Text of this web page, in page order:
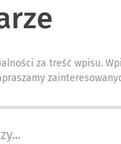
za treść wpisu.